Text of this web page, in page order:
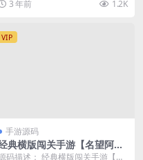
安卓苹果双端
运营...
3 年前 1.2K
VIP
手游源码
典横版闯关手游【名望阿拉
70级解锁版】最新整理Linu
码描述： 经典横版闯关手游【名